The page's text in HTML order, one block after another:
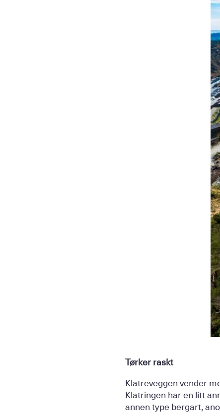
Tørker raskt
Klatreveggen vender
Klatringen har en litt
annen type bergart,